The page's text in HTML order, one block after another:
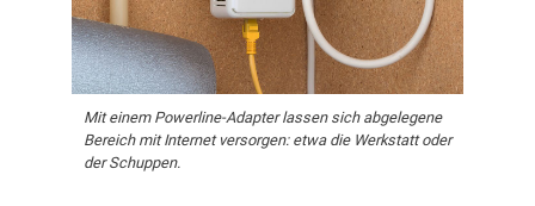
Mit einem Powerline-Adapter lassen sich abgelegene
Bereich mit Internet versorgen: etwa die Werkstatt oder
der Schuppen.